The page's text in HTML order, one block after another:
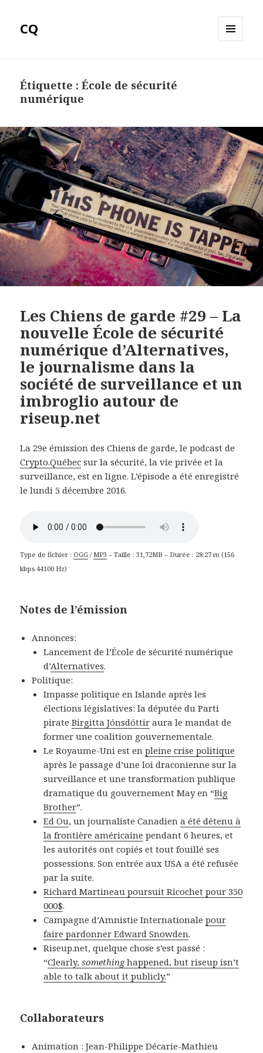
CQ
Étiquette :École de sécurité
numérique
Les Chiens de garde #29 – La
nouvelle École de sécurité
numérique d’Alternatives,
le journalisme dans la
société de surveillance et un
imbroglio autour de
riseup.net
La 29e émission des Chiens de garde, le podcast de
Crypto.Québec sur la sécurité, la vie privée et la
surveillance, est en ligne. L’épisode a été enregistré
le lundi 5 décembre 2016.
Type de fichier : OGG / MP3 – Taille : 31,72MB – Durée : 28:27 m (156
kbps 44100 Hz)
Notes de l’émission
Annonces:
Lancement de l’École de sécurité numérique
d’Alternatives.
Politique:
Impasse politique en Islande après les
élections législatives: la députée du Parti
pirateBirgitta Jónsdóttir aura le mandat de
former une coalition gouvernementale.
Le Royaume-Uni est enpleine crise politique
après le passage d’une loi draconienne sur la
surveillance et une transformation publique
dramatique du gouvernement May en “Big
Brother”.
Ed Ou, un journaliste Canadiena été détenu à
la frontière américaine pendant 6 heures, et
les autorités ont copiés et tout fouillé ses
possessions. Son entrée aux USA a été refusée
par la suite.
Richard Martineau poursuit Ricochet pour 350
000$.
Campagne d’Amnistie Internationalepour
faire pardonner Edward Snowden.
Riseup.net, quelque chose s’est passé :
“Clearly,somethinghappened, but riseup isn’t
able to talk about it publicly.”
Collaborateurs
Animation : Jean-Philippe Décarie-Mathieu